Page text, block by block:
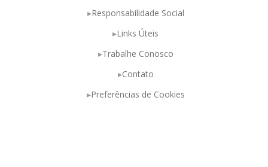
Responsabilidade Social
Links Úteis
Trabalhe Conosco
Contato
Preferências de Cookies